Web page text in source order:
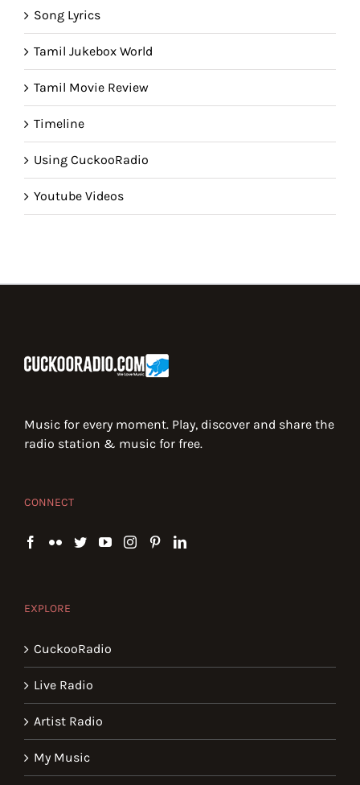
Song Lyrics
Tamil Jukebox World
Tamil Movie Review
Timeline
Using CuckooRadio
Youtube Videos
Music for every moment. Play, discover and share the
radio station & music for free.
CONNECT
EXPLORE
CuckooRadio
Live Radio
Artist Radio
My Music